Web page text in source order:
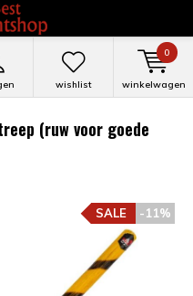
wishlist winkelwagen
0
(ruw voor goede
-11%
SALE